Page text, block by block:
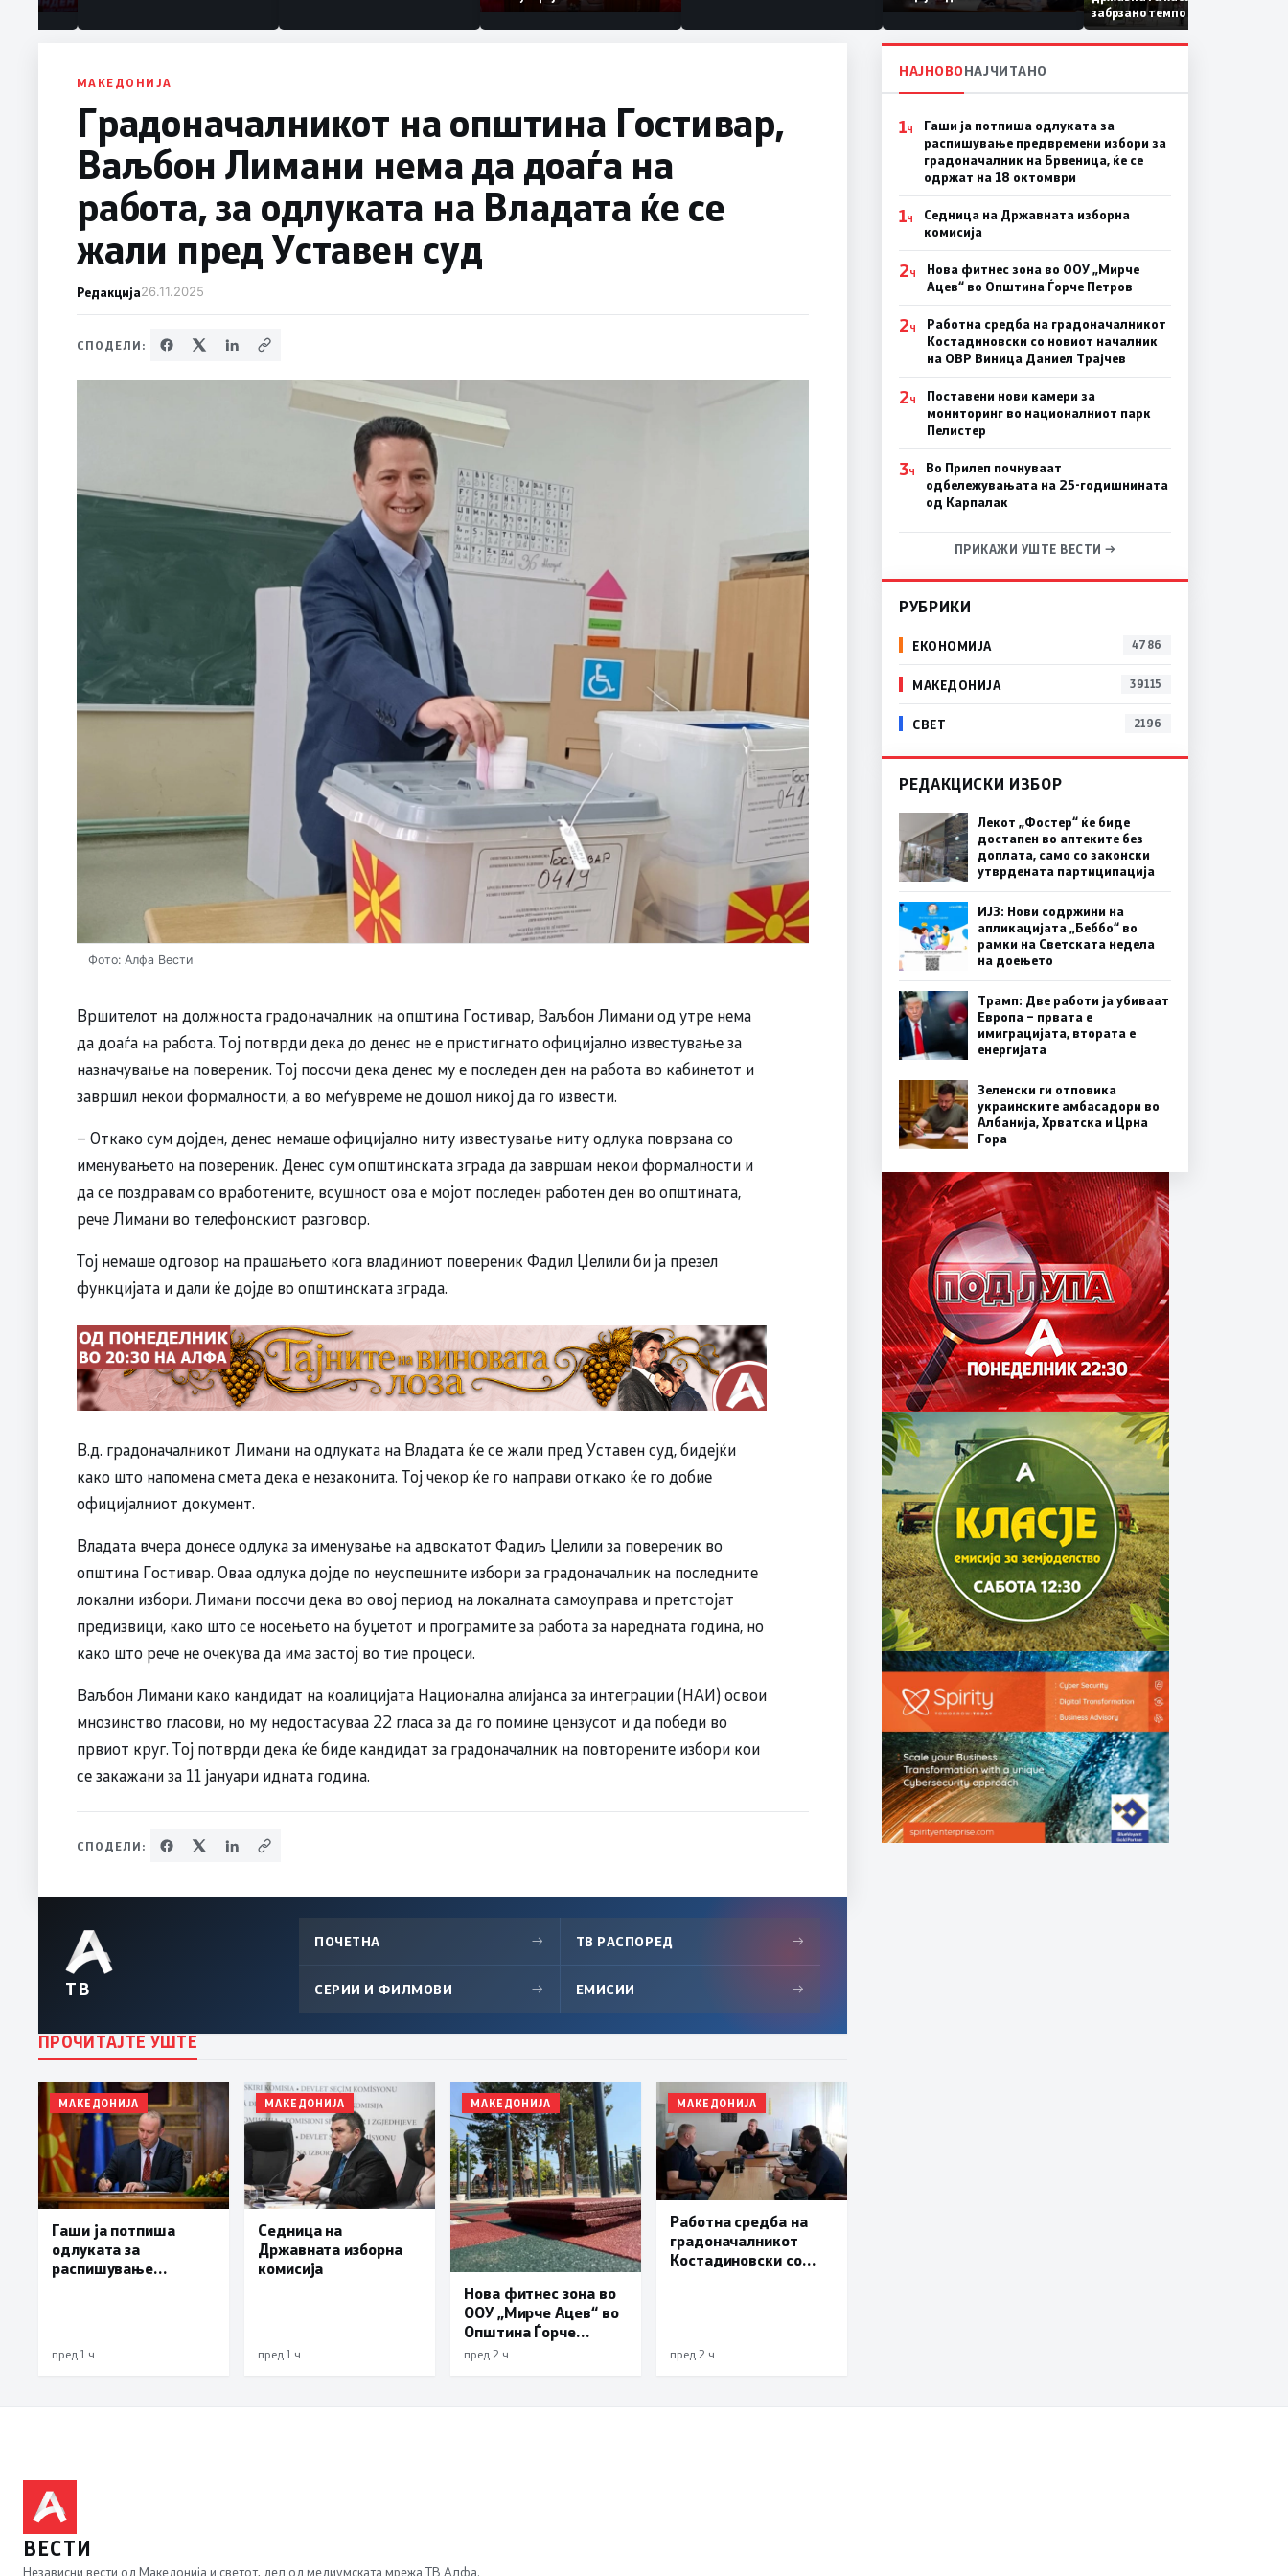
Коридор 8, Македонија
станува раскрсница на
Балканот
забрзано темпо
МАКЕДОНИЈА
Градоначалникот на општина Гостивар,
Ваљбон Лимани нема да доаѓа на
работа, за одлуката на Владата ќе се
жали пред Уставен суд
Редакција26.11.2025
СПОДЕЛИ:
Фото: Алфа Вести
Вршителот на должноста градоначалник на општина Гостивар, Ваљбон Лимани од утре нема
да доаѓа на работа. Тој потврди дека до денес не е пристигнато официјално известување за
назначување на повереник. Tој посочи дека денес му е последен ден на работа во кабинетот и
завршил некои формалности, а во меѓувреме не дошол никој да го извести.
– Откако сум дојден, денес немаше официјално ниту известување ниту одлука поврзана со
именувањето на повереник. Денес сум општинската зграда да завршам некои формалности и
да се поздравам со вработените, всушност ова е мојот последен работен ден во општината,
рече Лимани во телефонскиот разговор.
Тој немаше одговор на прашањето кога владиниот повереник Фадил Џелили би ја презел
функцијата и дали ќе дојде во општинската зграда.
В.д. градоначалникот Лимани на одлуката на Владата ќе се жали пред Уставен суд, бидејќи
како што напомена смета дека е незаконита. Тој чекор ќе го направи откако ќе го добие
официјалниот документ.
Владата вчера донесе одлука за именување на адвокатот Фадиљ Џелили за повереник во
општина Гостивар. Оваа одлука дојде по неуспешните избори за градоначалник на последните
локални избори. Лимани посочи дека во овој период на локалната самоуправа и претстојат
предизвици, како што се носењето на буџетот и програмите за работа за наредната година, но
како што рече не очекува да има застој во тие процеси.
Ваљбон Лимани како кандидат на коалицијата Национална алијанса за интеграции (НАИ) освои
мнозинство гласови, но му недостасуваа 22 гласа за да го помине цензусот и да победи во
првиот круг. Тој потврди дека ќе биде кандидат за градоначалник на повторените избори кои
се закажани за 11 јануари идната година.
СПОДЕЛИ:
ТВ
ПОЧЕТНА → ТВ РАСПОРЕД →
СЕРИИ И ФИЛМОВИ → ЕМИСИИ →
ПРОЧИТАЈТЕ УШТЕ
МАКЕДОНИЈА
Гаши ја потпиша
одлуката за
распишување
октомври
пред 1 ч.
МАКЕДОНИЈА
Седница на
Државната изборна
комисија
пред 1 ч.
МАКЕДОНИЈА
Нова фитнес зона во
ООУ „Мирче Ацев“ во
Општина Ѓорче
Петров
пред 2 ч.
МАКЕДОНИЈА
Работна средба на
градоначалникот
Костадиновски со
пред 2 ч.
НАЈНОВОНАЈЧИТАНО
1Ч
Гаши ја потпиша одлуката за
распишување предвремени избори за
градоначалник на Брвеница, ќе се
одржат на 18 октомври
1Ч
Седница на Државната изборна
комисија
2Ч
Нова фитнес зона во ООУ „Мирче
Ацев“ во Општина Ѓорче Петров
2Ч
Работна средба на градоначалникот
Костадиновски со новиот началник
на ОВР Виница Даниел Трајчев
2Ч
Поставени нови камери за
мониторинг во националниот парк
Пелистер
3Ч
Во Прилеп почнуваат
одбележувањата на 25-годишнината
од Карпалак
ПРИКАЖИ УШТЕ ВЕСТИ →
РУБРИКИ
ЕКОНОМИЈА 4786
МАКЕДОНИЈА 39115
СВЕТ 2196
РЕДАКЦИСКИ ИЗБОР
Лекот „Фостер“ ќе биде
достапен во аптеките без
доплата, само со законски
утврдената партиципација
ИЈЗ: Нови содржини на
апликацијата „Беббо“ во
рамки на Светската недела
на доењето
Трамп: Две работи ја убиваат
Европа – првата е
имиграцијата, втората е
енергијата
Зеленски ги отповика
украинските амбасадори во
Албанија, Хрватска и Црна
Гора
ВЕСТИ
Независни вести од Македонија и светот, дел од медиумската мрежа ТВ Алфа.